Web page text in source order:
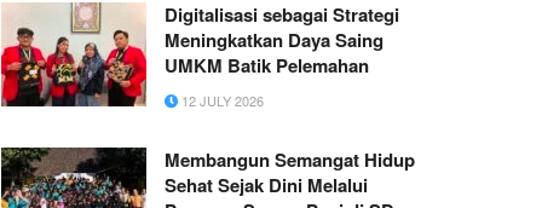
Sidayu, Kabupaten Gresik
Digitalisasi sebagai Strategi
Meningkatkan Daya Saing
UMKM Batik Pelemahan
12 JULY 2026
Membangun Semangat Hidup
Sehat Sejak Dini Melalui